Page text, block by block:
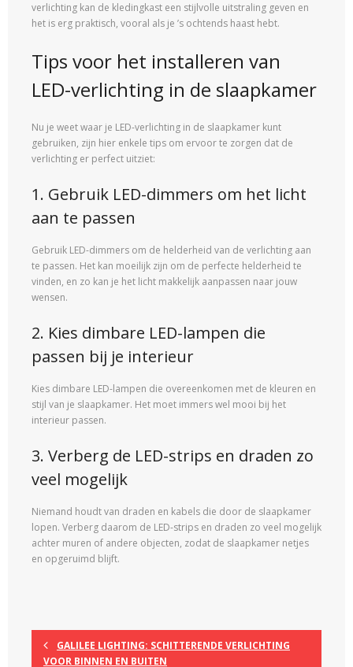
verlichting kan de kledingkast een stijlvolle uitstraling geven en
het is erg praktisch, vooral als je ’s ochtends haast hebt.
Tips voor het installeren van
LED-verlichting in de slaapkamer
Nu je weet waar je LED-verlichting in de slaapkamer kunt
gebruiken, zijn hier enkele tips om ervoor te zorgen dat de
verlichting er perfect uitziet:
1. Gebruik LED-dimmers om het licht
aan te passen
Gebruik LED-dimmers om de helderheid van de verlichting aan
te passen. Het kan moeilijk zijn om de perfecte helderheid te
vinden, en zo kan je het licht makkelijk aanpassen naar jouw
wensen.
2. Kies dimbare LED-lampen die
passen bij je interieur
Kies dimbare LED-lampen die overeenkomen met de kleuren en
stijl van je slaapkamer. Het moet immers wel mooi bij het
interieur passen.
3. Verberg de LED-strips en draden zo
veel mogelijk
Niemand houdt van draden en kabels die door de slaapkamer
lopen. Verberg daarom de LED-strips en draden zo veel mogelijk
achter muren of andere objecten, zodat de slaapkamer netjes
en opgeruimd blijft.
GALILEE LIGHTING: SCHITTERENDE VERLICHTING
VOOR BINNEN EN BUITEN